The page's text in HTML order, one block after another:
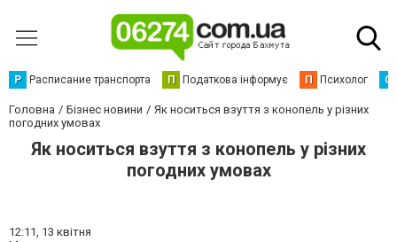
Р Расписание транспорта П Податкова інформує П Психолог С
Головна Бізнес новини
Як носиться взуття з конопель у різних
погодних умовах
Як носиться взуття з конопель у різних
погодних умовах
12:11, 13 квітня